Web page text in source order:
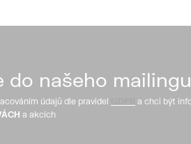
do našeho mailingu
údajů dle pravidel
a chci být
a akcích